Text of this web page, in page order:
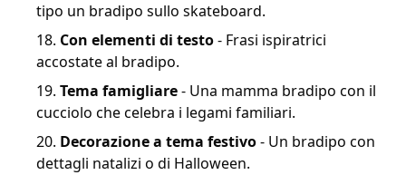
tipo un bradipo sullo skateboard.
Con elementi di testo- Frasi ispiratrici
accostate al bradipo.
Tema famigliare- Una mamma bradipo con il
cucciolo che celebra i legami familiari.
Decorazione a tema festivo- Un bradipo con
dettagli natalizi o di Halloween.